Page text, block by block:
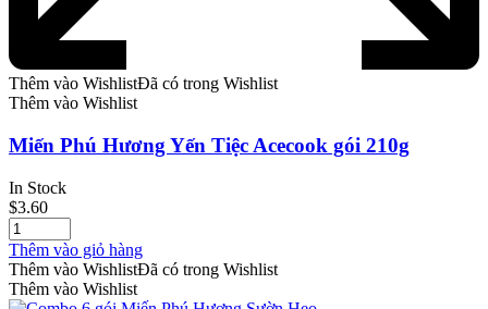
Thêm vào WishlistĐã có trong Wishlist
Thêm vào Wishlist
Miến Phú Hương Yến Tiệc Acecook gói 210g
In Stock
$3.60
Thêm vào giỏ hàng
Thêm vào WishlistĐã có trong Wishlist
Thêm vào Wishlist